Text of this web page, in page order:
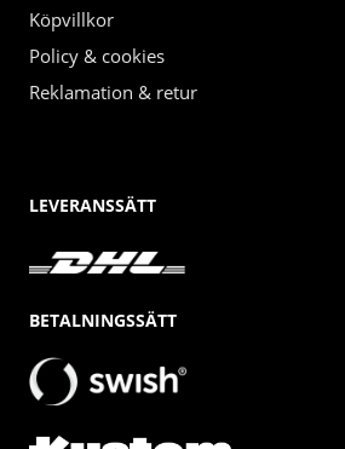
Köpvillkor
Policy & cookies
Reklamation & retur
LEVERANSSÄTT
BETALNINGSSÄTT